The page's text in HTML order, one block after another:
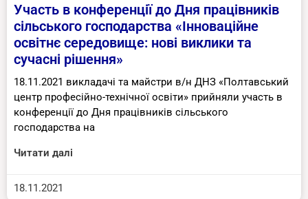
Участь в конференції до Дня працівників
сільського господарства «Інноваційне
освітнє середовище: нові виклики та
сучасні рішення»
18.11.2021 викладачі та майстри в/н ДНЗ «Полтавський
центр професійно-технічної освіти» прийняли участь в
конференції до Дня працівників сільського
господарства на
Читати далі
18.11.2021